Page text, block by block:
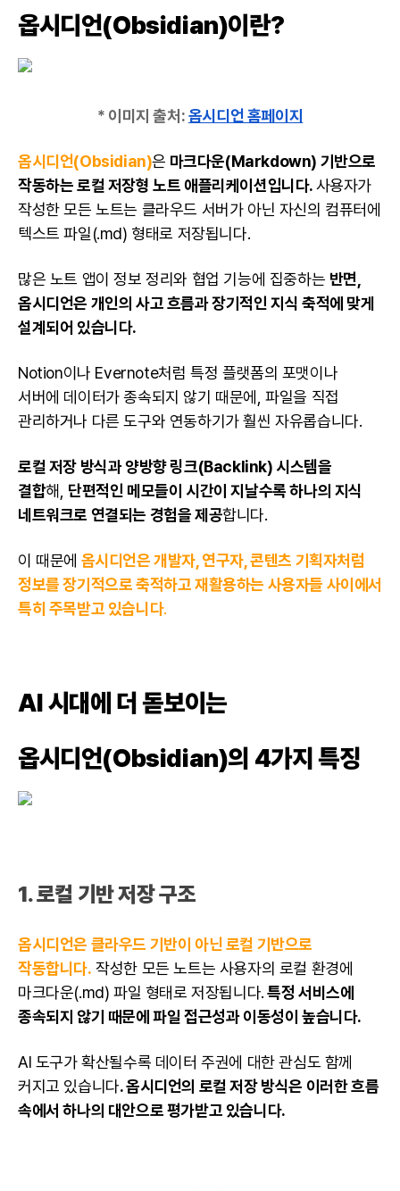
옵시디언(Obsidian)이란?
* 이미지 출처:옵시디언 홈페이지
옵시디언(Obsidian)은 마크다운(Markdown) 기반으로
작동하는 로컬 저장형 노트 애플리케이션입니다.사용자가
작성한 모든 노트는 클라우드 서버가 아닌 자신의 컴퓨터에
텍스트 파일(.md) 형태로 저장됩니다.
많은 노트 앱이 정보 정리와 협업 기능에 집중하는 반면,
옵시디언은 개인의 사고 흐름과 장기적인 지식 축적에 맞게
설계되어 있습니다.
Notion이나 Evernote처럼 특정 플랫폼의 포맷이나
서버에 데이터가 종속되지 않기 때문에, 파일을 직접
관리하거나 다른 도구와 연동하기가 훨씬 자유롭습니다.
로컬 저장 방식과 양방향 링크(Backlink) 시스템을
결합해, 단편적인 메모들이 시간이 지날수록 하나의 지식
네트워크로 연결되는 경험을 제공합니다.
이 때문에 옵시디언은개발자 , 연구자, 콘텐츠 기획자처럼
정보를 장기적으로 축적하고 재활용하는 사용자들 사이에서
특히 주목받고 있습니다.
AI 시대에 더 돋보이는
옵시디언(Obsidian)의 4가지 특징
1. 로컬 기반 저장 구조
옵시디언은 클라우드 기반이 아닌 로컬 기반으로
작동합니다. 작성한 모든 노트는 사용자의 로컬 환경에
마크다운(.md) 파일 형태로 저장됩니다.특정 서비스에
종속되지 않기 때문에 파일 접근성과 이동성이 높습니다.
AI 도구가 확산될수록 데이터 주권에 대한 관심도 함께
커지고 있습니다. 옵시디언의 로컬 저장 방식은 이러한 흐름
속에서 하나의 대안으로 평가받고 있습니다.